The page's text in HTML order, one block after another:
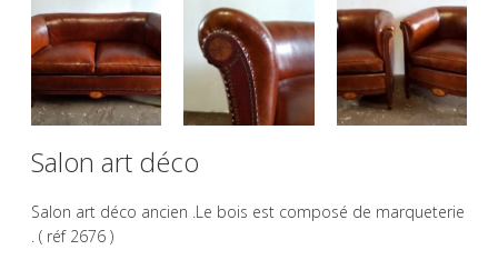
Salon art déco
Salon art déco ancien .Le bois est composé de marqueterie
. ( réf 2676 )